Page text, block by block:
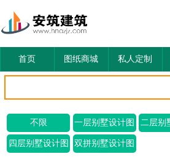
首页 图纸商城 私人定制
不限 一层别墅设计图 二层别
四层别墅设计图 双拼别墅设计图